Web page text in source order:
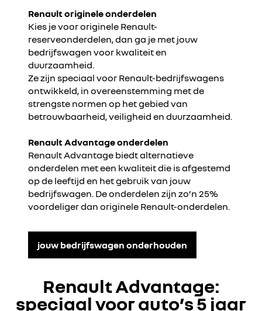
Renault originele onderdelen
Kies je voor originele Renault-
reserveonderdelen, dan ga je met jouw
bedrijfswagen voor kwaliteit en
duurzaamheid. ​
Ze zijn speciaal voor Renault-bedrijfswagens
ontwikkeld, in overeenstemming met de
strengste normen op het gebied van
betrouwbaarheid, veiligheid en duurzaamheid.
Renault Advantage onderdelen
Renault Advantage biedt alternatieve
onderdelen met een kwaliteit die is afgestemd
op de leeftijd en het gebruik van jouw
bedrijfswagen. De onderdelen zijn zo’n 25%
voordeliger dan originele Renault-onderdelen.
jouw bedrijfswagen onderhouden
Renault Advantage:
speciaal voor auto’s 5 jaar